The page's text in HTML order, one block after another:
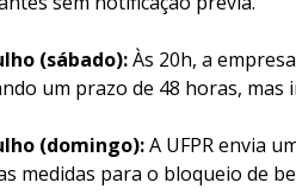
(sábado):Às 20h, a
um prazo de 48 horas, mas
(domingo):A UFPR envia
medidas para o bloqueio de